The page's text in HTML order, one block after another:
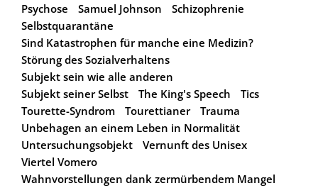
Psychose
Samuel Johnson
Schizophrenie
Selbstquarantäne
Sind Katastrophen für manche eine Medizin?
Störung des Sozialverhaltens
Subjekt sein wie alle anderen
Subjekt seiner Selbst
The King's Speech
Tics
Tourette-Syndrom
Tourettianer
Trauma
Unbehagen an einem Leben in Normalität
Untersuchungsobjekt
Vernunft des Unisex
Viertel Vomero
Wahnvorstellungen dank zermürbendem Mangel